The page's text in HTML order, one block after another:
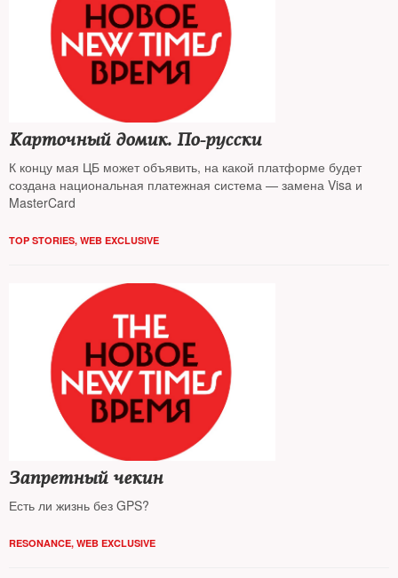
Карточный домик. По-русски
К концу мая ЦБ может объявить, на какой платформе будет
создана национальная платежная система — замена Visa и
MasterCard
TOP STORIES, WEB EXCLUSIVE
Запретный чекин
Есть ли жизнь без GPS?
RESONANCE, WEB EXCLUSIVE